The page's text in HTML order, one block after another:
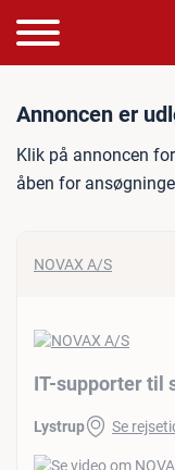
Annoncen er
Klik på annoncen
åben for
NOVAX A/S
IT-supporter til
Lystrup Se